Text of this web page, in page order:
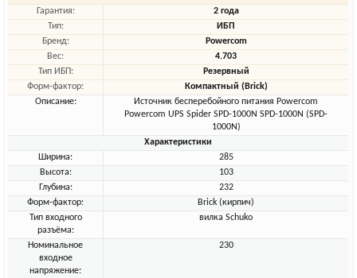
Гарантия:
2 года
Тип:
ИБП
Бренд:
Powercom
Вес:
4.703
Тип ИБП:
Резервный
Форм-фактор:
Компактный (Brick)
Описание:
Источник бесперебойного питания Powercom
Powercom UPS Spider SPD-1000N SPD-1000N (SPD-
1000N)
Характеристики
Ширина:
285
Высота:
103
Глубина:
232
Форм-фактор:
Brick (кирпич)
Тип входного
разъёма:
вилка Schuko
Номинальное
входное
напряжение:
230